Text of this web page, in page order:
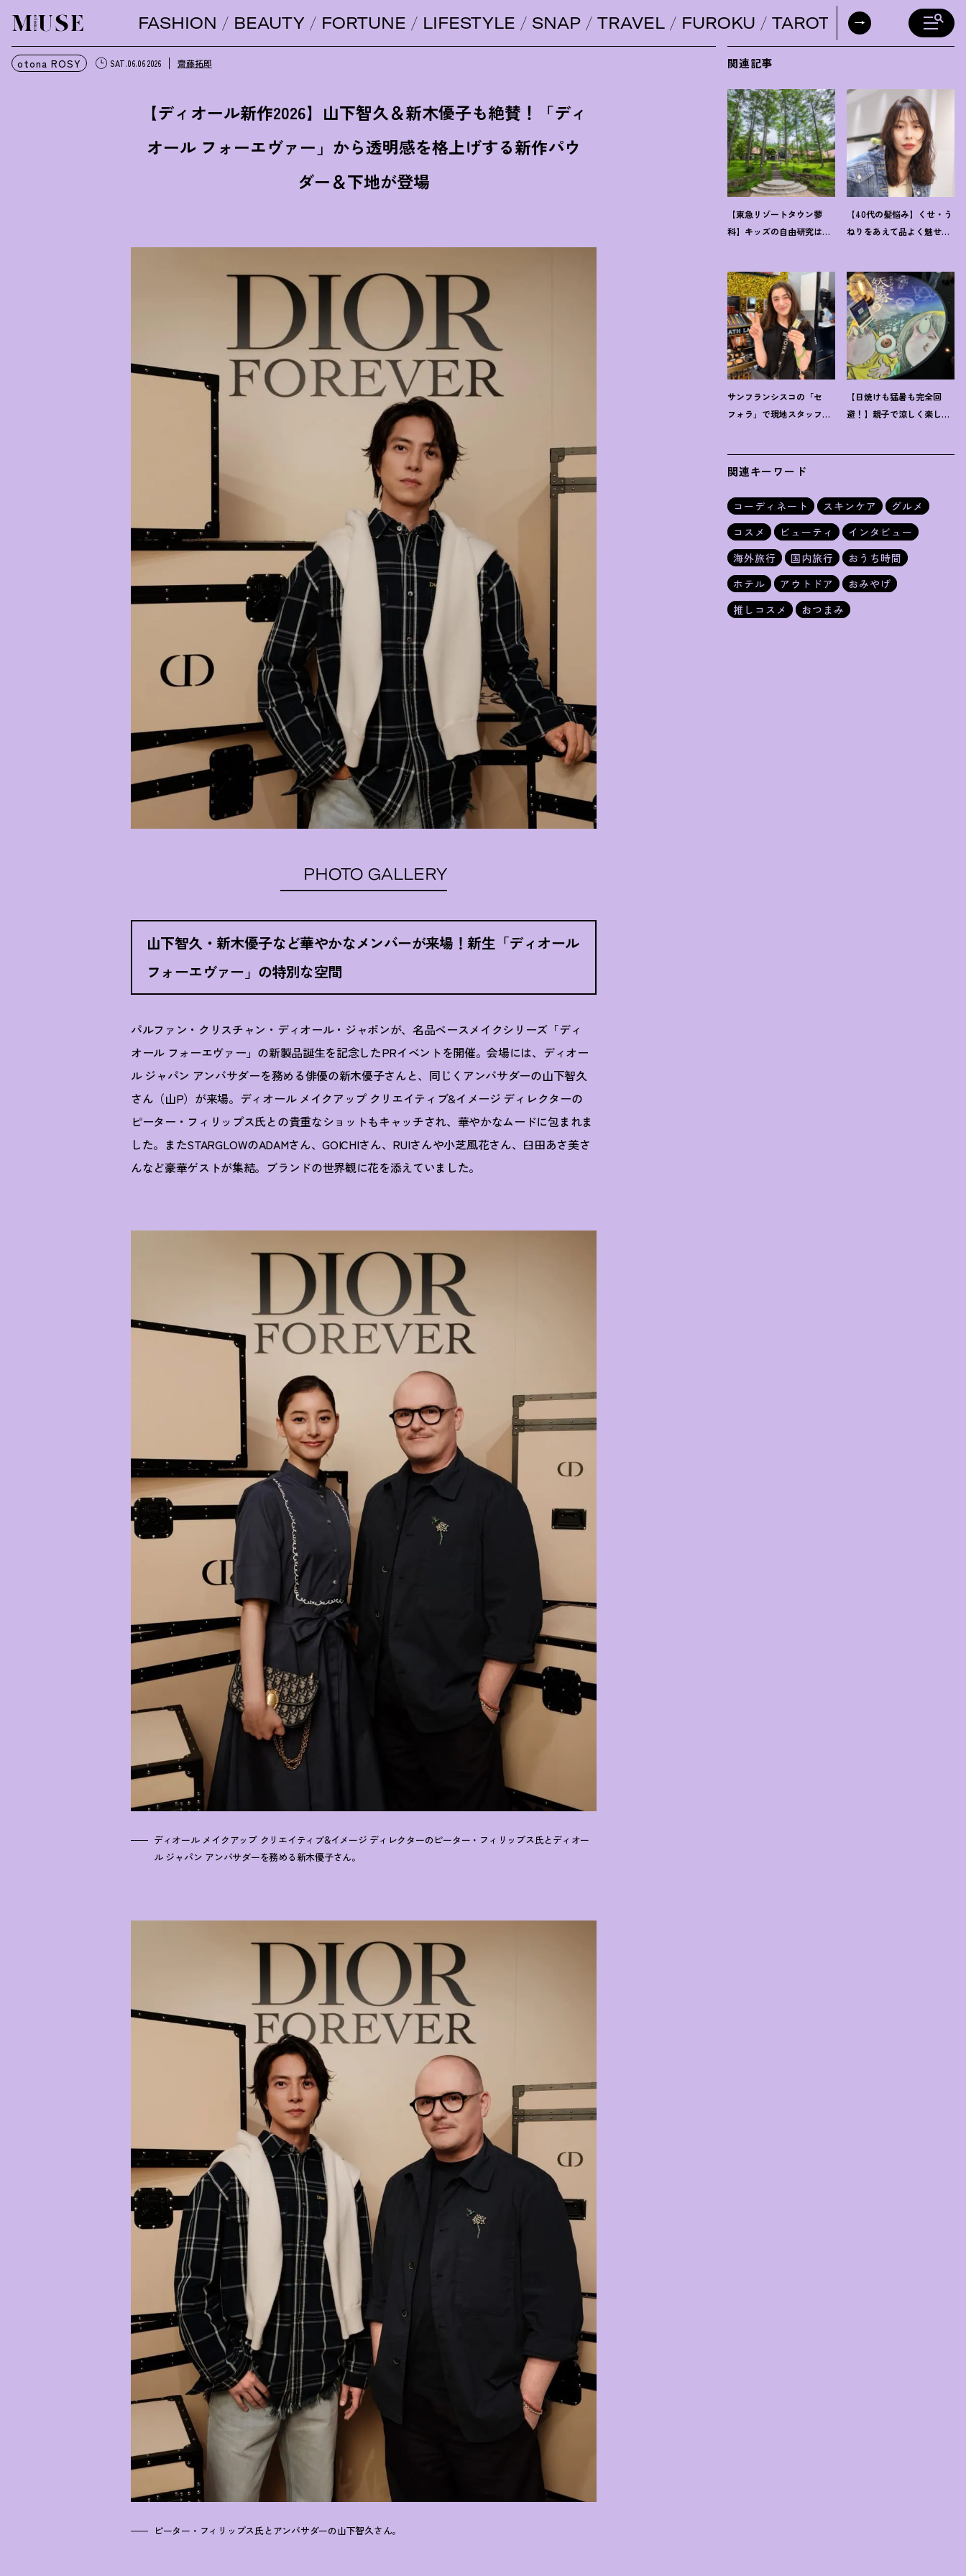
オトナミューズ ウェブFASHION BEAUTY FORTUNE LIFESTYLE SNAP TRAVEL FUROKU TAROT DAILY
otona ROSY SAT.06.06 2026 齋藤拓郎
【ディオール新作2026】山下智久＆新木優子も絶賛 ！
「ディ
オール フォーエヴァー」から透明感を格上げする新作パウ
ダー＆下地が登場
PHOTO GALLERY
山下智久・新木優子など華やかなメンバーが来場 ！新生「ディオール
フォーエヴァー」の特別な空間
パルファン・クリスチャン・ディオール・ジャポンが、名品ベースメイクシリーズ「ディ
オール フォーエヴァー」の新製品誕生を記念したPRイベントを開催。会場には、ディオー
ル ジャパン アンバサダーを務める俳優の新木優子さんと、同じくアンバサダーの山下智久
さん（山P）が来場。ディオール メイクアップ クリエイティブ&イメージ ディレクターの
ピーター・フィリップス氏との貴重なショットもキャッチされ、華やかなムードに包まれま
した。またSTARGLOWのADAMさん、GOICHIさん、RUIさんや小芝風花さん、臼田あさ美さ
んなど豪華ゲストが集結。ブランドの世界観に花を添えていました。
ディオール メイクアップ クリエイティブ&イメージ ディレクターのピーター・フィリップス氏とディオー
ル ジャパン アンバサダーを務める新木優子さん。
ピーター・フィリップス氏とアンバサダーの山下智久さん。
関連記事
【東急リゾートタウン蓼
科】キッズの自由研究は完
【40代の髪悩み】くせ・う
ねりをあえて品よく魅せる
サンフランシスコの「セ
フォラ」で現地スタッフを
【日焼けも猛暑も完全回
避 ！ 】親子で涼しく楽しめ
関連キーワード
コーディネート スキンケア
グルメ
コスメ
ビューティ
インタビュー
海外旅行
国内旅行
おうち時間
ホテル
アウトドア
おみやげ
推しコスメ
おつまみ